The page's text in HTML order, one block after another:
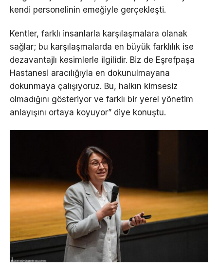
kendi personelinin emeğiyle gerçekleşti.
Kentler, farklı insanlarla karşılaşmalara olanak
sağlar; bu karşılaşmalarda en büyük farklılık ise
dezavantajlı kesimlerle ilgilidir. Biz de Eşrefpaşa
Hastanesi aracılığıyla en dokunulmayana
dokunmaya çalışıyoruz. Bu, halkın kimsesiz
olmadığını gösteriyor ve farklı bir yerel yönetim
anlayışını ortaya koyuyor” diye konuştu.